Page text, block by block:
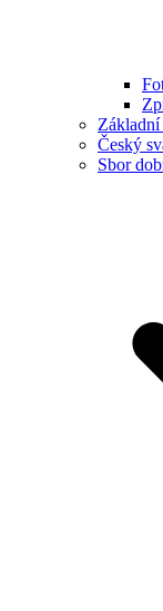
Základní
Český
Sbor